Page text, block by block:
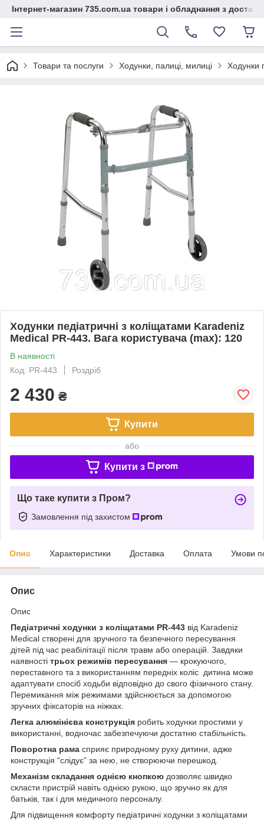
Інтернет-магазин 735.com.ua товари і обладнання з
Товари та послуги Ходунки, палиці, милиці Ходунки
Ходунки педіатричні з коліщатами Karadeniz
Medical PR-443. Вага користувача (max): 120
В наявності
Код: PR-443
Роздріб
2 430 ₴
Купити
або
Купити з
Що таке купити з Пром?
Замовлення під захистом
Опис Характеристики Доставка Оплата Умови
Опис
Опис
Педіатричні ходунки з коліщатами PR-443 від Karadeniz
Medical створені для зручного та безпечного пересування
дітей під час реабілітації після травм або операцій. Завдяки
наявності трьох режимів пересування — крокуючого,
переставного та з використанням передніх коліс дитина може
адаптувати спосіб ходьби відповідно до свого фізичного стану.
Перемикання між режимами здійснюється за допомогою
зручних фіксаторів на ніжках.
Легка алюмінієва конструкція робить ходунки простими у
використанні, водночас забезпечуючи достатню стабільність.
Поворотна рама сприяє природному руху дитини, адже
конструкція “слідує” за нею, не створюючи перешкод.
Механізм складання однією кнопкою дозволяє швидко
скласти пристрій навіть однією рукою, що зручно як для
батьків, так і для медичного персоналу.
Для підвищення комфорту педіатричні ходунки з коліщатами